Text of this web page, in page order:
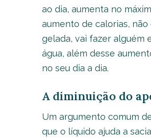
ao dia, aumenta no
aumento de calorias,
gelada, vai fazer alguém
água, além desse
no seu dia a dia.
A diminuição do
Um argumento comum
que o líquido ajuda a